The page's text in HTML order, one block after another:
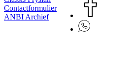
Contactformulier
ANBI Archief